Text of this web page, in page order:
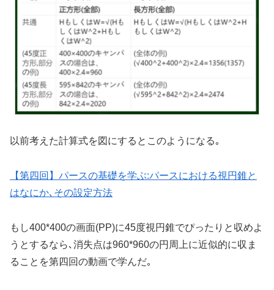
以前考えた計算式を図にするとこのようになる｡
【第四回】パースの基礎を学ぶ:パースにおける視円錐と
はなにか､その設定方法
もし400*400の画面(PP)に45度視円錐でぴったりと収めよ
うとするなら､消失点は960*960の円周上に近似的に収ま
ることを第四回の動画で学んだ｡